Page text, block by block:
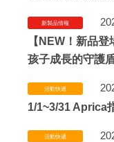
新製品情報
【NEW！新品
孩子成長的守護
活動快遞
1/1~3/31 Aprica
活動快遞